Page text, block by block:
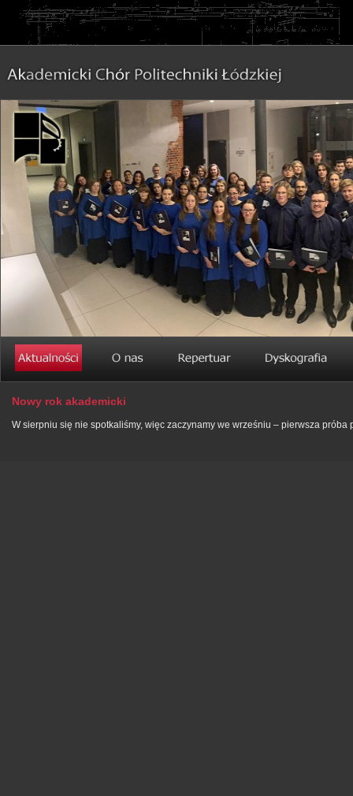
Nowy rok akademicki
W sierpniu się nie spotkaliśmy, więc zaczynamy we wrześniu – pierwsza próba